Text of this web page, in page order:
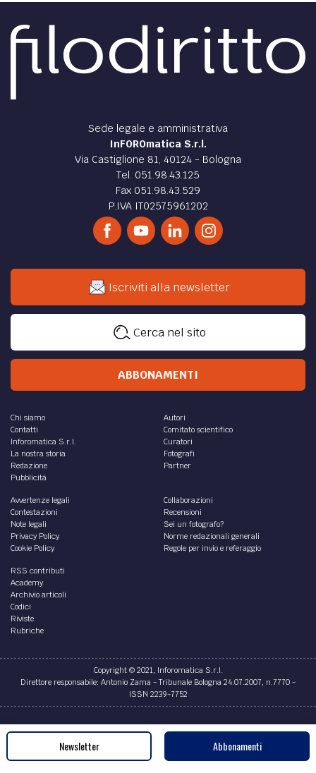
Sede legale e amministrativa
InFOROmatica S.r.l.
Via Castiglione 81, 40124 - Bologna
Tel. 051.98.43.125
Fax 051.98.43.529
P.IVA IT02575961202
Iscriviti alla newsletter
Cerca nel sito
ABBONAMENTI
Chi siamo
Contatti
Inforomatica S.r.l.
La nostra storia
Redazione
Pubblicità
Autori
Comitato scientifico
Curatori
Fotografi
Partner
Avvertenze legali
Contestazioni
Note legali
Privacy Policy
Cookie Policy
Collaborazioni
Recensioni
Sei un fotografo?
Norme redazionali generali
Regole per invio e referaggio
RSS contributi
Academy
Archivio articoli
Codici
Riviste
Rubriche
Copyright © 2021, Inforomatica S.r.l.
Direttore responsabile: Antonio Zama - Tribunale Bologna 24.07.2007, n.7770 -
ISSN 2239-7752
Credits
Newsletter Abbonamenti